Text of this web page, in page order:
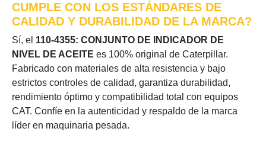
CUMPLE CON LOS ESTÁNDARES DE
CALIDAD Y DURABILIDAD DE LA MARCA?
Sí, el 110-4355: CONJUNTO DE INDICADOR DE
NIVEL DE ACEITE es 100% original de Caterpillar.
Fabricado con materiales de alta resistencia y bajo
estrictos controles de calidad, garantiza durabilidad,
rendimiento óptimo y compatibilidad total con equipos
CAT. Confíe en la autenticidad y respaldo de la marca
líder en maquinaria pesada.